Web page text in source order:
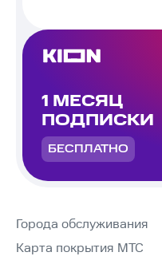
1 МЕСЯЦ
ПОДПИСКИ
БЕСПЛАТНО
Города обслуживания
Карта покрытия МТС